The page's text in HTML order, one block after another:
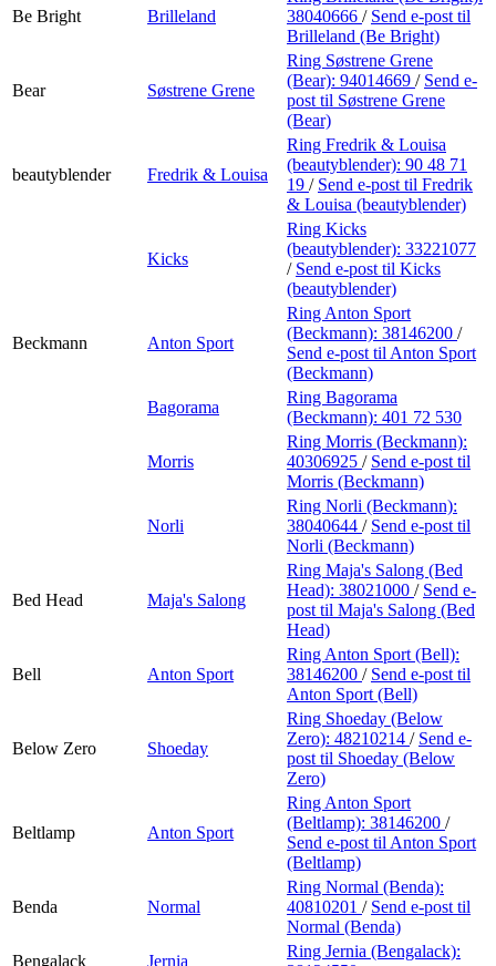
Be Bright Brilleland
38040666 / Send e-post til
Brilleland (Be Bright)
Bear Søstrene Grene
Ring Søstrene Grene
(Bear): 94014669 / Send e-
post til Søstrene Grene
(Bear)
beautyblender Fredrik & Louisa
Ring Fredrik & Louisa
(beautyblender): 90 48 71
19 / Send e-post til Fredrik
& Louisa (beautyblender)
Kicks
Ring Kicks
(beautyblender): 33221077
/ Send e-post til Kicks
(beautyblender)
Beckmann Anton Sport
Ring Anton Sport
(Beckmann): 38146200 /
Send e-post til Anton Sport
(Beckmann)
Bagorama
Ring Bagorama
(Beckmann): 401 72 530
Morris
Ring Morris (Beckmann):
40306925 / Send e-post til
Morris (Beckmann)
Norli
Ring Norli (Beckmann):
38040644 / Send e-post til
Norli (Beckmann)
Bed Head Maja's Salong
Ring Maja's Salong (Bed
Head): 38021000 / Send e-
post til Maja's Salong (Bed
Head)
Bell Anton Sport
Ring Anton Sport (Bell):
38146200 / Send e-post til
Anton Sport (Bell)
Below Zero Shoeday
Ring Shoeday (Below
Zero): 48210214 / Send e-
post til Shoeday (Below
Zero)
Beltlamp Anton Sport
Ring Anton Sport
(Beltlamp): 38146200 /
Send e-post til Anton Sport
(Beltlamp)
Benda Normal
Ring Normal (Benda):
40810201 / Send e-post til
Normal (Benda)
Bengalack
Jernia
Ring Jernia (Bengalack):